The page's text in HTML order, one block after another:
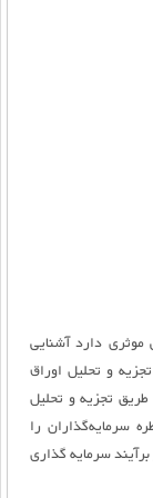
دارد آشنایی
و تحلیل اوراق
تجزیه و تحلیل
سرمایه‌گذاران را
سرمایه گذاری